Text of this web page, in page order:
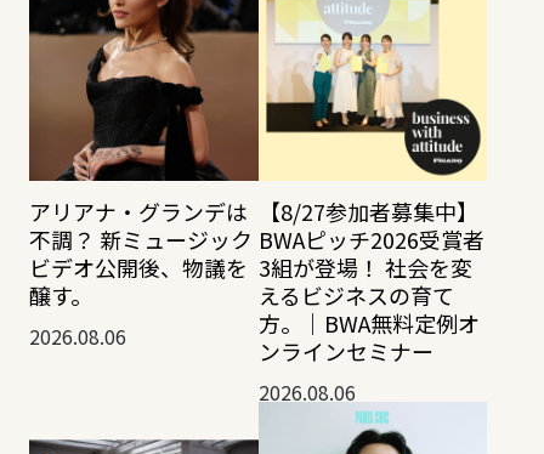
アリアナ・グランデは
不調？ 新ミュージック
ビデオ公開後、物議を
醸す。
2026.08.06
【8/27参加者募集中】
BWAピッチ2026受賞者
3組が登場！ 社会を変
えるビジネスの育て
方。｜BWA無料定例オ
ンラインセミナー
2026.08.06